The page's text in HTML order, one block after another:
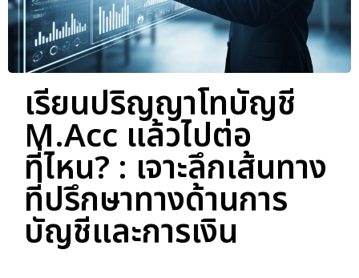
เรียนปริญญาโทบัญชี
M.Acc แล้วไปต่อ
ที่ไหน? : เจาะลึกเส้นทาง
ที่ปรึกษาทางด้านการ
บัญชีและการเงิน